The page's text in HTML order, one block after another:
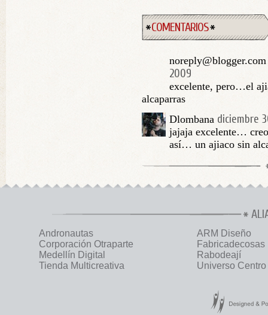
COMENTARIOS
2009
excelente, pero…el
alcaparras
Dlombana diciembre
jajaja excelente…
así… un ajiaco sin
Andronautas
ARM Diseño
Corporación Otraparte
Fabricadecosas
Medellín Digital
Rabodeají
Tienda Multicreativa
Universo Centro